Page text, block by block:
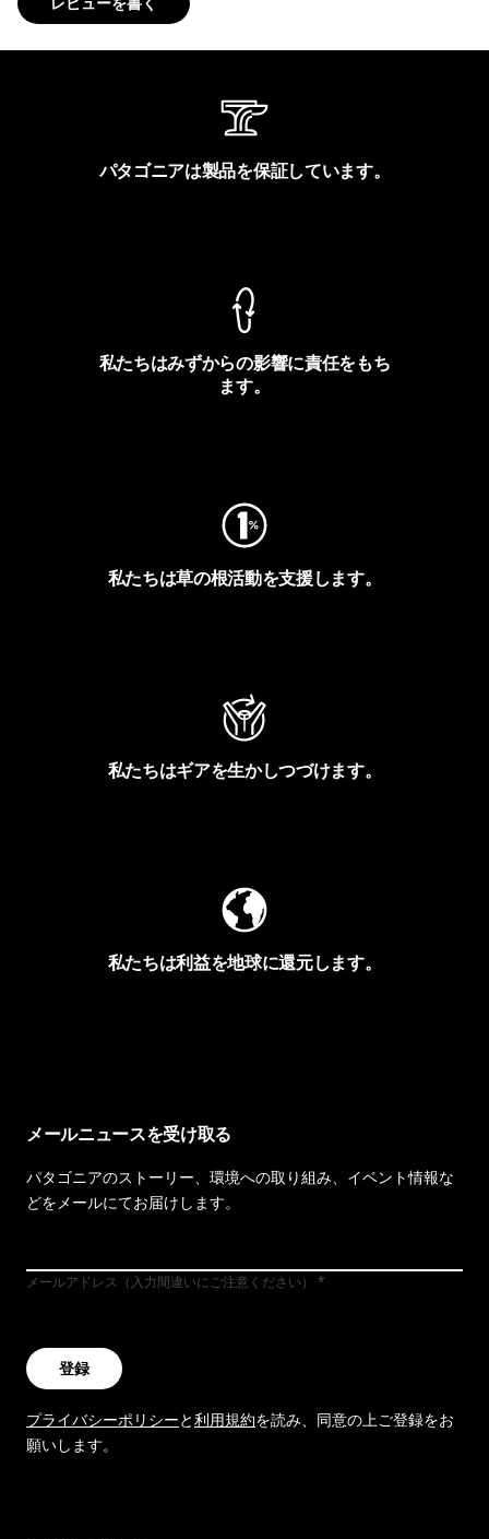
パタゴニアは製品を保証しています。
私たちはみずからの影響に責任をもち
ます。
私たちは草の根活動を支援します。
私たちはギアを生かしつづけます。
私たちは利益を地球に還元します。
メールニュースを受け取る
パタゴニアのストーリー、環境への取り組み、イベント情報な
どをメールにてお届けします。
メールアドレス（入力間違いにご注意ください）
登録
プライバシーポリシーと利用規約を読み、同意の上ご登録をお
願いします。